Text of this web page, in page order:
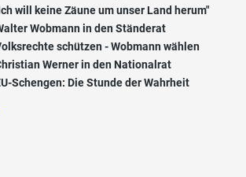
will keine Zäune um unser Land herum"
Wobmann in den Ständerat
schützen - Wobmann wählen
Werner in den Nationalrat
Schengen: Die Stunde der Wahrheit